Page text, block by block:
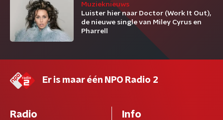
Muzieknieuws
Luister hier naar Doctor (Work It Out),
de nieuwe single van Miley Cyrus en
Pharrell
Er is maar één NPO Radio 2
Radio Info